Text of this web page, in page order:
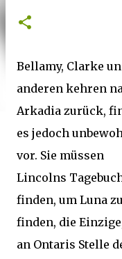
Bellamy, Clarke
anderen kehren
Arkadia zurück,
es jedoch
vor. Sie müssen
Lincolns
finden, um Luna zu
finden, die
an Ontaris Stelle